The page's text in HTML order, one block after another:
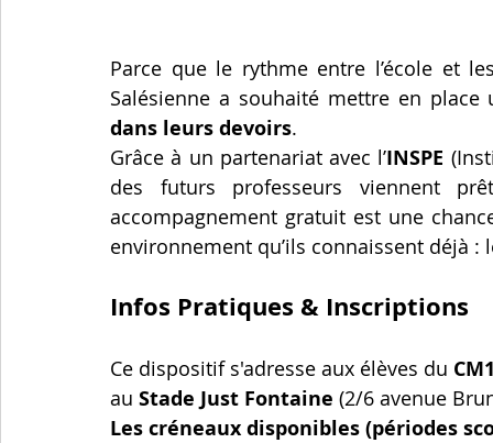
Parce que le rythme entre l’école et
Salésienne a souhaité mettre en
dans leurs devoirs.
Grâce à un partenariat avec l’INSPE
des futurs professeurs viennent
accompagnement gratuit est une
environnement qu’ils connaissent déjà :
Infos Pratiques & Inscriptions
Ce dispositif s'adresse aux élèves du
au Stade Just Fontaine (2/6 avenue
Les créneaux disponibles (périodes